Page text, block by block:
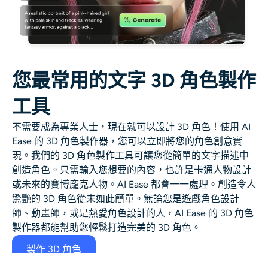
髮型更換器
換衣服
AI寶貝
AI濾鏡
爆頭生成器專業版
AI頭像生成器
護照照片製作工具
視頻工具
您最常用的文字 3D 角色製作
工具
不需要成為專業人士，現在就可以設計 3D 角色！使用 AI
Ease 的 3D 角色製作器，您可以立即將您的角色創意實
現。我們的 3D 角色製作工具可讓您從簡單的文字描述中
創造角色。只需輸入您想要的內容，也許是卡通人物設計
或未來的賽博龐克人物。AI Ease 都會一一處理。創造令人
驚艷的 3D 角色從未如此簡單。無論您是遊戲角色設計
師、動畫師，或是熱愛角色設計的人，AI Ease 的 3D 角色
製作器都能幫助您輕鬆打造完美的 3D 角色。
製作 3D 角色